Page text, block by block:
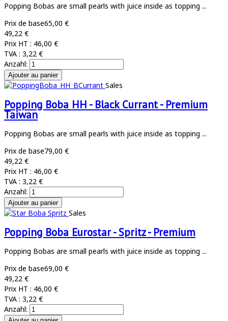
Popping Bobas are small pearls with juice inside as topping ...
Prix de base65,00 €
49,22 €
Prix HT : 46,00 €
TVA : 3,22 €
Anzahl:
Sales
Popping Boba HH - Black Currant - Premium
Taiwan
Popping Bobas are small pearls with juice inside as topping ...
Prix de base79,00 €
49,22 €
Prix HT : 46,00 €
TVA : 3,22 €
Anzahl:
Sales
Popping Boba Eurostar - Spritz - Premium
Popping Bobas are small pearls with juice inside as topping ...
Prix de base69,00 €
49,22 €
Prix HT : 46,00 €
TVA : 3,22 €
Anzahl: